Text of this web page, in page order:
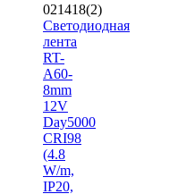
021418(2)
Светодиодная
лента
RT-
A60-
8mm
12V
Day5000
CRI98
(4.8
W/m,
IP20,